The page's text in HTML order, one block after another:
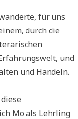
für uns
durch die
und
und Handeln.
Mo als Lehrling